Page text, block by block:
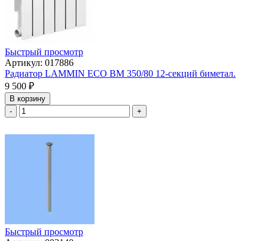
Быстрый просмотр
Артикул: 017886
Радиатор LAMMIN ECO BM 350/80 12-секций биметал.
9 500 ₽
В корзину
-
+
Быстрый просмотр